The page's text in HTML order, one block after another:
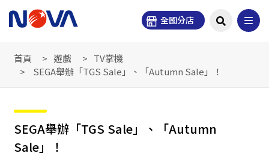
全國分店
首頁 遊戲
TV掌機
SEGA舉辦「TGS Sale」、「Autumn Sale」！
SEGA舉辦「TGS Sale」、「Autumn
Sale」！